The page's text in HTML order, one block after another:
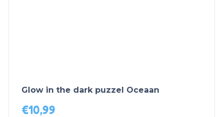
Glow in the dark puzzel Oceaan
€10,99